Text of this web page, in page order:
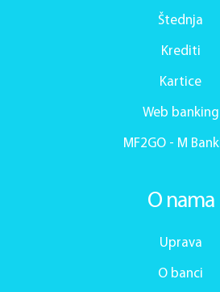
Štednja
Krediti
Kartice
Web banking
MF2GO - M
O nama
Uprava
O banci